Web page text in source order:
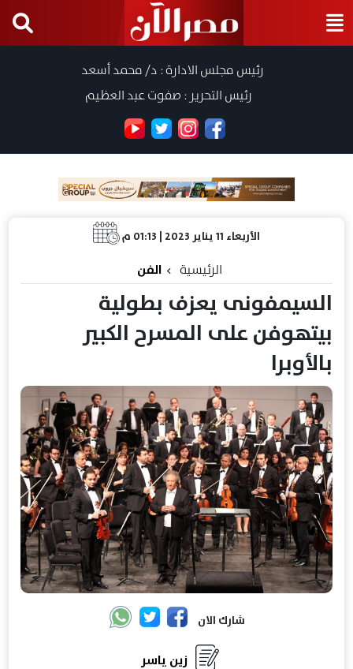
رئيس مجلس الادارة : د/ محمد أسعد
رئيس التحرير : صفوت عبد العظيم
الأربعاء 11 يناير 2023 | 01:13 م
الرئيسية الفن
السيمفونى يعزف بطولية
بيتهوفن على المسرح الكبير
بالأوبرا
شارك الان
زين ياسر